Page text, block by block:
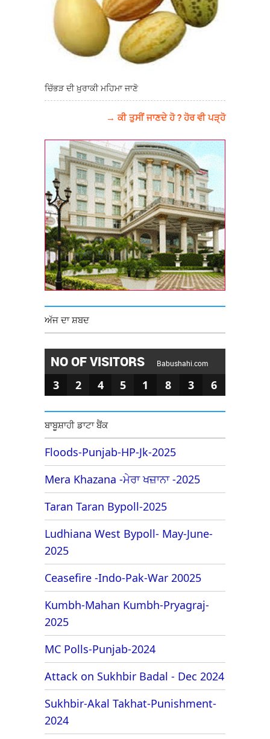
ਚਿੱਭੜ ਦੀ ਖ਼ੁਰਾਕੀ ਮਹਿਮਾ ਜਾਣੋ
→ ਕੀ ਤੁਸੀਂ ਜਾਣਦੇ ਹੋ ? ਹੋਰ ਵੀ ਪੜ੍ਹੋ
ਅੱਜ ਦਾ ਸ਼ਬਦ
NO OF VISITORS Babushahi.com
3 2 4 5 1 8 3 6
ਬਾਬੂਸ਼ਾਹੀ ਡਾਟਾ ਬੈਂਕ
Floods-Punjab-HP-Jk-2025
Mera Khazana -ਮੇਰਾ ਖਜ਼ਾਨਾ -2025
Taran Taran Bypoll-2025
Ludhiana West Bypoll- May-June-
2025
Ceasefire -Indo-Pak-War 20025
Kumbh-Mahan Kumbh-Pryagraj-
2025
MC Polls-Punjab-2024
Attack on Sukhbir Badal - Dec 2024
Sukhbir-Akal Takhat-Punishment-
2024